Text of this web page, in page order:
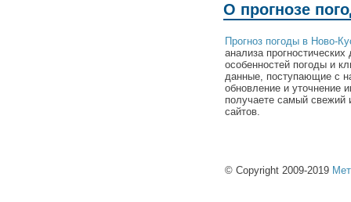
О прогнозе
Прогноз погоды в Ново-
анализа
особенностей погоды и
данные, поступающие с
обновление и уточнение
получаете самый свежий
сайтов.
© Copyright 2009-2019